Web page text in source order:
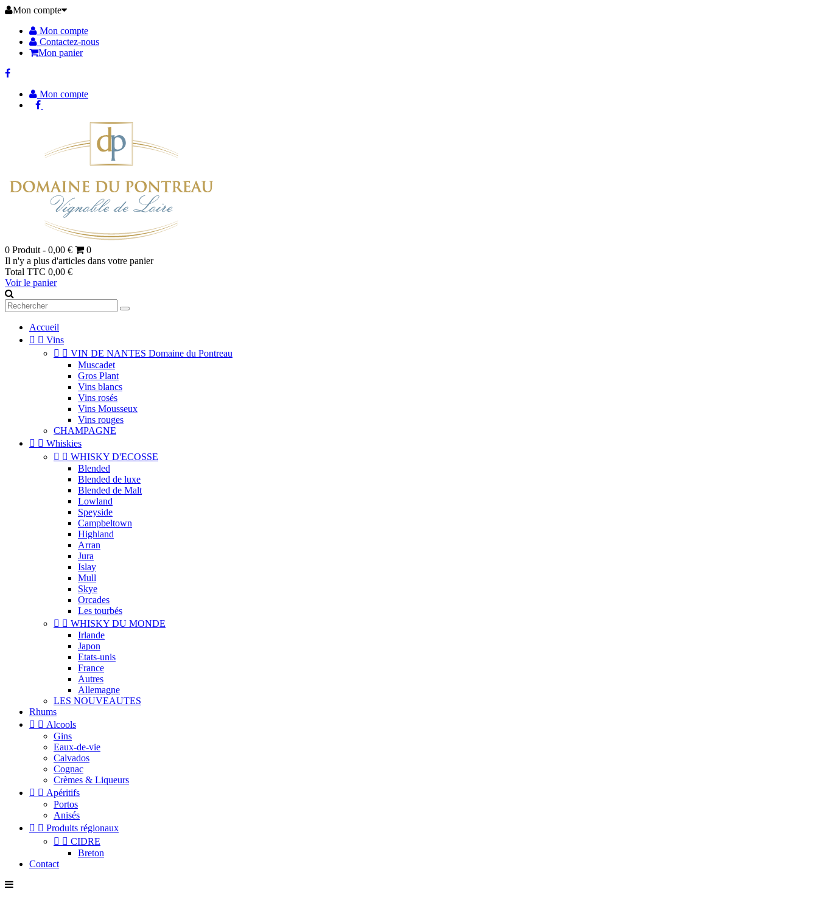
Mon compte
Mon compte
Contactez-nous
Mon panier
Mon compte
0 Produit - 0,00 €
0
Il n'y a plus d'articles dans votre panier
Total TTC 0,00 €
Voir le panier
Accueil
  Vins
  VIN DE NANTES Domaine du Pontreau
Muscadet
Gros Plant
Vins blancs
Vins rosés
Vins Mousseux
Vins rouges
CHAMPAGNE
  Whiskies
  WHISKY D'ECOSSE
Blended
Blended de luxe
Blended de Malt
Lowland
Speyside
Campbeltown
Highland
Arran
Jura
Islay
Mull
Skye
Orcades
Les tourbés
  WHISKY DU MONDE
Irlande
Japon
Etats-unis
France
Autres
Allemagne
LES NOUVEAUTES
Rhums
  Alcools
Gins
Eaux-de-vie
Calvados
Cognac
Crèmes & Liqueurs
  Apéritifs
Portos
Anisés
  Produits régionaux
  CIDRE
Breton
Contact